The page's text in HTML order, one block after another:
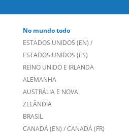
No mundo todo
ESTADOS UNIDOS (EN) /
ESTADOS UNIDOS (ES)
REINO UNIDO E IRLANDA
ALEMANHA
AUSTRÁLIA E NOVA
ZELÂNDIA
BRASIL
CANADÁ (EN) /CANADÁ (FR)